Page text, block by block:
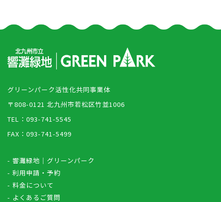
グリーンパーク活性化共同事業体
〒808-0121 北九州市若松区竹並1006
TEL：093-741-5545
FAX：093-741-5499
- 響灘緑地｜グリーンパーク
- 利用申請・予約
- 料金について
- よくあるご質問